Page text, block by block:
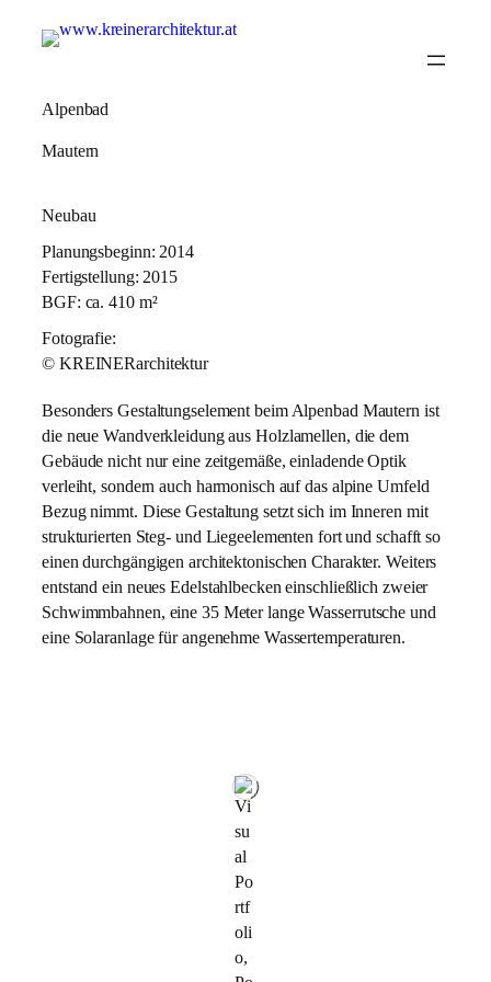
Alpenbad
Mautern
Neubau
Planungsbeginn: 2014
Fertigstellung: 2015
BGF: ca. 410 m²
Fotografie:
© KREINERarchitektur
Besonders Gestaltungselement beim Alpenbad Mautern ist
die neue Wandverkleidung aus Holzlamellen, die dem
Gebäude nicht nur eine zeitgemäße, einladende Optik
verleiht, sondern auch harmonisch auf das alpine Umfeld
Bezug nimmt. Diese Gestaltung setzt sich im Inneren mit
strukturierten Steg- und Liegeelementen fort und schafft so
einen durchgängigen architektonischen Charakter. Weiters
entstand ein neues Edelstahlbecken einschließlich zweier
Schwimmbahnen, eine 35 Meter lange Wasserrutsche und
eine Solaranlage für angenehme Wassertemperaturen.